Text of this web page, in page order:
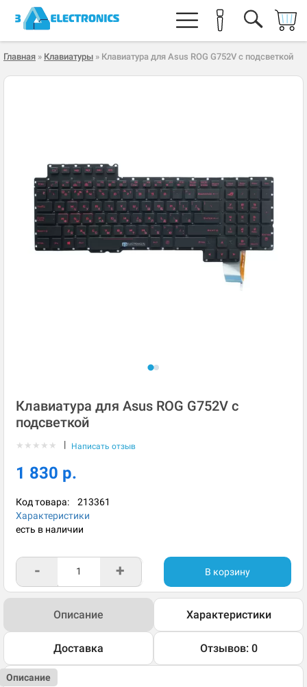
Главная » Клавиатуры » Клавиатура для Asus ROG G752V с подсветкой
Клавиатура для Asus ROG G752V с
подсветкой
★ ★ ★ ★ ★ | Написать отзыв
1 830 р.
Код товара: 213361
Характеристики
есть в наличии
- + В корзину
Описание Характеристики
Доставка Отзывов: 0
Описание